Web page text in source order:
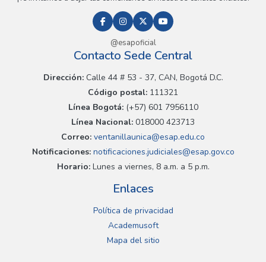
@esapoficial
Contacto Sede Central
Dirección:Calle 44 # 53 - 37, CAN, Bogotá D.C.
Código postal: 111321
Línea Bogotá:(+57) 601 7956110
Línea Nacional: 018000 423713
Correo: ventanillaunica@esap.edu.co
Notificaciones:notificaciones.judiciales@esap.gov.co
Horario:Lunes a viernes, 8 a.m. a 5 p.m.
Enlaces
Política de privacidad
Academusoft
Mapa del sitio